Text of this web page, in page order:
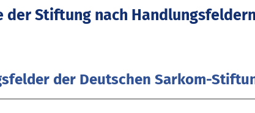
der Stiftung nach
der Deutschen Sarkom-